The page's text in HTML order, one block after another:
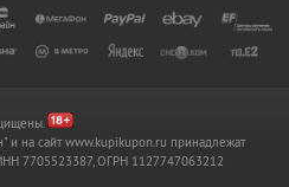
и на сайт www.kupikupon.ru принадлежат
7705523387, ОГРН 1127747063212